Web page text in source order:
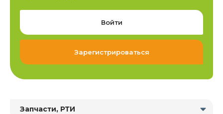
Войти
Зарегистрироваться
Запчасти, РТИ